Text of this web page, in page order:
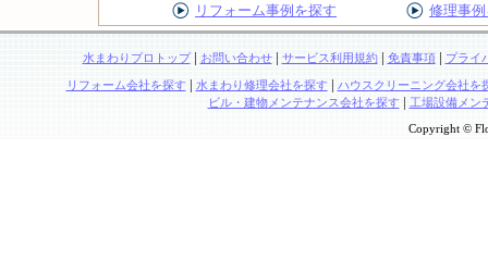
リフォーム事例を探す 修理事
水まわりプロトップ| お問い合わせ| サービス利用規約| 免責事項| プライ
リフォーム会社を探す | 水まわり修理会社を探す | ハウスクリーニング会社を
ビル・建物メンテナンス会社を探す| 工場設備メン
Copyright ©